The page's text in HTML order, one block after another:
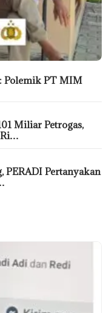
Polemik PT MIM
Miliar Petrogas,
Ri…
PERADI Pertanyakan